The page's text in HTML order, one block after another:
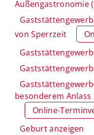
Außengastronomie
von Sperrzeit
besonderem
Online-
Geburt anzeigen